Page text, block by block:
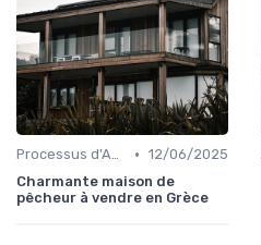
Processus d'Achat Immobilier • 12/06/2025
Charmante maison de
pêcheur à vendre en Grèce